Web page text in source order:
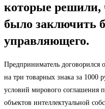
которые решили,
было заключить
управляющего.
Предприниматель договорился
на три товарных знака за 1000
условий мирового соглашения
объектов интеллектуальной